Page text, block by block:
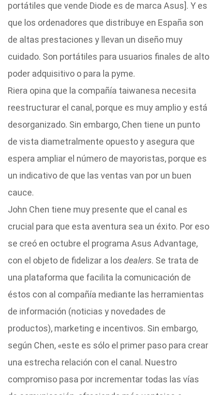
portátiles que vende Diode es de marca Asus]. Y es
que los ordenadores que distribuye en España son
de altas prestaciones y llevan un diseño muy
cuidado. Son portátiles para usuarios finales de alto
poder adquisitivo o para la pyme.
Riera opina que la compañía taiwanesa necesita
reestructurar el canal, porque es muy amplio y está
desorganizado. Sin embargo, Chen tiene un punto
de vista diametralmente opuesto y asegura que
espera ampliar el número de mayoristas, porque es
un indicativo de que las ventas van por un buen
cauce.
John Chen tiene muy presente que el canal es
crucial para que esta aventura sea un éxito. Por eso
se creó en octubre el programa Asus Advantage,
con el objeto de fidelizar a los dealers. Se trata de
una plataforma que facilita la comunicación de
éstos con al compañía mediante las herramientas
de información (noticias y novedades de
productos), marketing e incentivos. Sin embargo,
según Chen, «este es sólo el primer paso para crear
una estrecha relación con el canal. Nuestro
compromiso pasa por incrementar todas las vías